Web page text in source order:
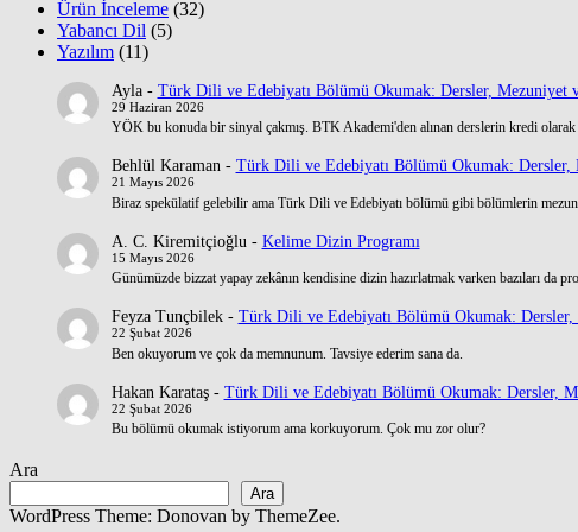
Ürün İnceleme (32)
Yabancı Dil (5)
Yazılım (11)
Ayla- Türk Dili ve Edebiyatı Bölümü Okumak: Dersler, Mezuniyet
29 Haziran 2026
YÖK bu konuda bir sinyal çakmış. BTK Akademi'den alınan derslerin kredi
Behlül Karaman- Türk Dili ve Edebiyatı Bölümü Okumak: Dersler,
21 Mayıs 2026
Biraz spekülatif gelebilir ama Türk Dili ve Edebiyatı bölümü gibi bölümlerin
A. C. Kiremitçioğlu - Kelime Dizin Programı
15 Mayıs 2026
Günümüzde bizzat yapay zekânın kendisine dizin hazırlatmak varken bazıları da
Feyza Tunçbilek- Türk Dili ve Edebiyatı Bölümü Okumak: Dersler,
22 Şubat 2026
Ben okuyorum ve çok da memnunum. Tavsiye ederim sana da.
Hakan Karataş- Türk Dili ve Edebiyatı Bölümü Okumak: Dersler,
22 Şubat 2026
Bu bölümü okumak istiyorum ama korkuyorum. Çok mu zor olur?
Ara
Ara
WordPress Theme: Donovan by ThemeZee.